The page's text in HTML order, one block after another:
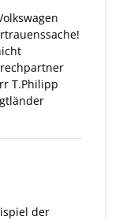
T.Philipp
der